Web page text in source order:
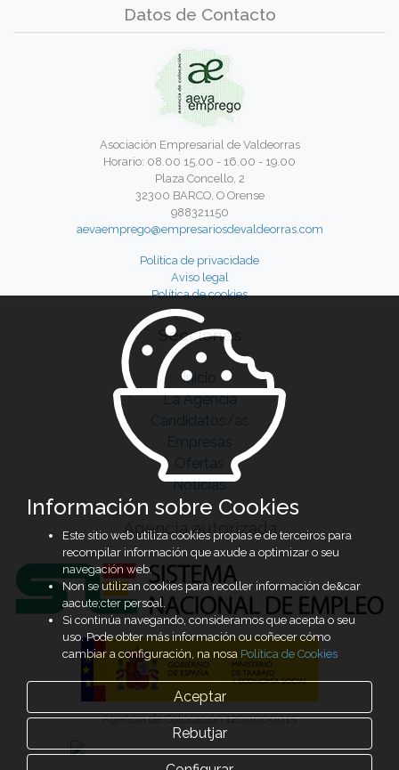
Datos de Contacto
Asociación Empresarial de Valdeorras
Horario: 08.00 15.00 - 16.00 - 19.00
Plaza Concello, 2
32300 BARCO, O Orense
988321150
aevaemprego@empresariosdevaldeorras.com
Política de privacidade
Aviso legal
Política de cookies
Secciones
Inicio
La Agencia
Candidatos/as
Empresas
Ofertas
Noticias
Agencia autorizada
Agencia de Colocación 1200000015
Información sobre Cookies
Este sitio web utiliza cookies propias e de terceiros para
recompilar información que axude a optimizar o seu
navegación web.
Non se utilizan cookies para recoller información de&car
aacute;cter persoal.
Si continúa navegando, consideramos que acepta o seu
uso. Pode obter más información ou coñecer cómo
cambiar a configuración, na nosa Política de Cookies
Aceptar
Rebutjar